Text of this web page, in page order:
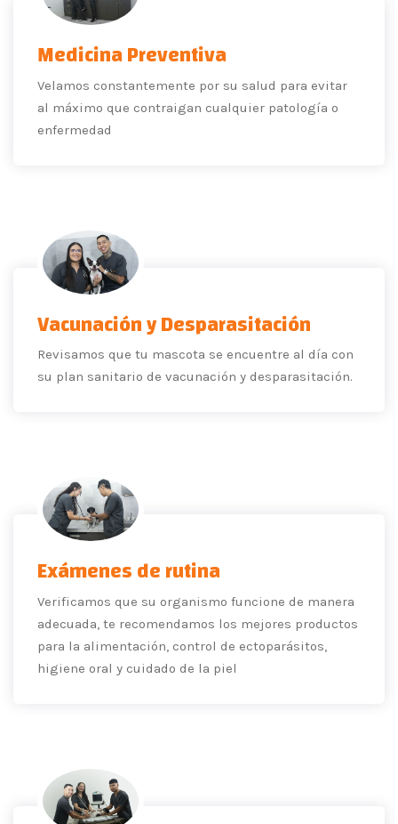
Medicina Preventiva
Velamos constantemente por su salud para evitar
al máximo que contraigan cualquier patología o
enfermedad
Vacunación y Desparasitación
Revisamos que tu mascota se encuentre al día con
su plan sanitario de vacunación y desparasitación.
Exámenes de rutina
Verificamos que su organismo funcione de manera
adecuada, te recomendamos los mejores productos
para la alimentación, control de ectoparásitos,
higiene oral y cuidado de la piel